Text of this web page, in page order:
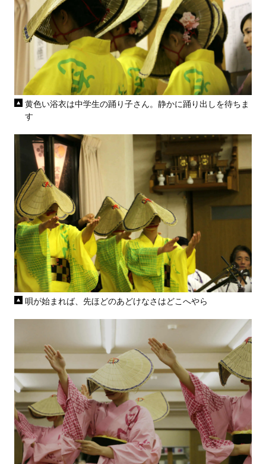
黄色い浴衣は中学生の踊り子さん。静かに踊り出しを待ちま
す
唄が始まれば、先ほどのあどけなさはどこへやら